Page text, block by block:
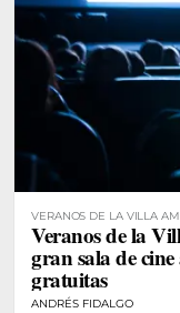
VERANOS DE LA VILLA
Veranos de la
gran sala de
gratuitas
ANDRÉS FIDALGO